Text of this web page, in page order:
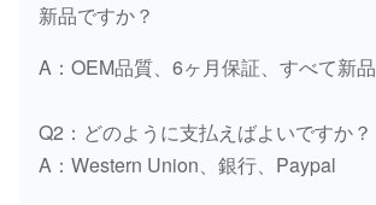
新品ですか？
A：OEM品質、6ヶ月保証、すべて新品
Q2：どのように支払えばよいですか？
A：Western Union、銀行、Paypal